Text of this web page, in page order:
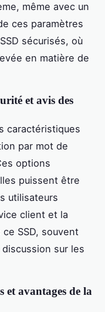
même avec un
ces paramètres
sécurisés, où
en matière de
et avis des
caractéristiques
par mot de
options
puissent être
utilisateurs
client et la
SSD, souvent
sur les
et avantages de la